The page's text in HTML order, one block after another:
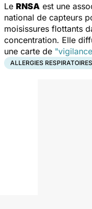
Le RNSA est une
national de capteurs
moisissures flottants
concentration. Elle
une carte de
ALLERGIES RESPIRATOIRES